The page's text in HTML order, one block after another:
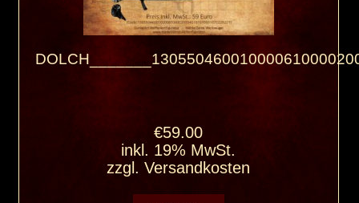
€59.00
inkl. 19% MwSt.
zzgl.Versandkosten